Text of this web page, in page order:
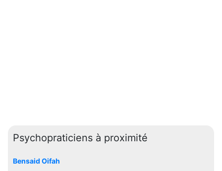
Psychopraticiens à proximité
Bensaid Oifah